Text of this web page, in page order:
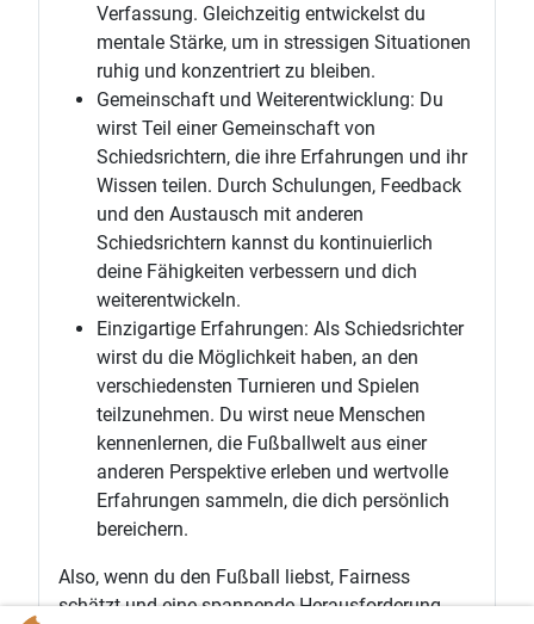
Verfassung. Gleichzeitig entwickelst du
mentale Stärke, um in stressigen Situationen
ruhig und konzentriert zu bleiben.
Gemeinschaft und Weiterentwicklung: Du
wirst Teil einer Gemeinschaft von
Schiedsrichtern, die ihre Erfahrungen und ihr
Wissen teilen. Durch Schulungen, Feedback
und den Austausch mit anderen
Schiedsrichtern kannst du kontinuierlich
deine Fähigkeiten verbessern und dich
weiterentwickeln.
Einzigartige Erfahrungen: Als Schiedsrichter
wirst du die Möglichkeit haben, an den
verschiedensten Turnieren und Spielen
teilzunehmen. Du wirst neue Menschen
kennenlernen, die Fußballwelt aus einer
anderen Perspektive erleben und wertvolle
Erfahrungen sammeln, die dich persönlich
bereichern.
Also, wenn du den Fußball liebst, Fairness
schätzt und eine spannende Herausforderung